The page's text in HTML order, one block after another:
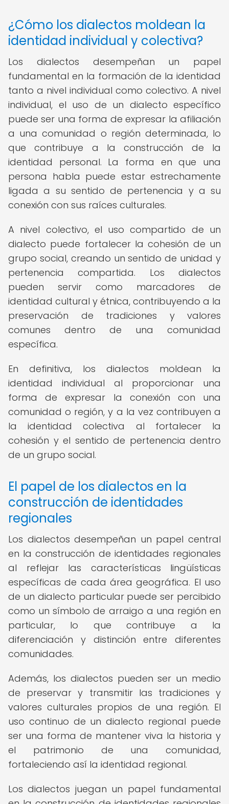
¿Cómo los dialectos moldean la
identidad individual y colectiva?
Los dialectos desempeñan un papel
fundamental en la formación de la identidad
tanto a nivel individual como colectivo. A nivel
individual, el uso de un dialecto específico
puede ser una forma de expresar la afiliación
a una comunidad o región determinada, lo
que contribuye a la construcción de la
identidad personal. La forma en que una
persona habla puede estar estrechamente
ligada a su sentido de pertenencia y a su
conexión con sus raíces culturales.
A nivel colectivo, el uso compartido de un
dialecto puede fortalecer la cohesión de un
grupo social, creando un sentido de unidad y
pertenencia compartida. Los dialectos
pueden servir como marcadores de
identidad cultural y étnica, contribuyendo a la
preservación de tradiciones y valores
comunes dentro de una comunidad
específica.
En definitiva, los dialectos moldean la
identidad individual al proporcionar una
forma de expresar la conexión con una
comunidad o región, y a la vez contribuyen a
la identidad colectiva al fortalecer la
cohesión y el sentido de pertenencia dentro
de un grupo social.
El papel de los dialectos en la
construcción de identidades
regionales
Los dialectos desempeñan un papel central
en la construcción de identidades regionales
al reflejar las características lingüísticas
específicas de cada área geográfica. El uso
de un dialecto particular puede ser percibido
como un símbolo de arraigo a una región en
particular, lo que contribuye a la
diferenciación y distinción entre diferentes
comunidades.
Además, los dialectos pueden ser un medio
de preservar y transmitir las tradiciones y
valores culturales propios de una región. El
uso continuo de un dialecto regional puede
ser una forma de mantener viva la historia y
el patrimonio de una comunidad,
fortaleciendo así la identidad regional.
Los dialectos juegan un papel fundamental